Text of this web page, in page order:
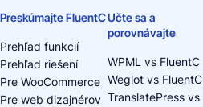
Preskúmajte FluentC
Prehľad funkcií
Prehľad riešení
Pre WooCommerce
Pre web dizajnérov
Učte sa a
porovnávajte
WPML vs FluentC
Weglot vs FluentC
TranslatePress vs